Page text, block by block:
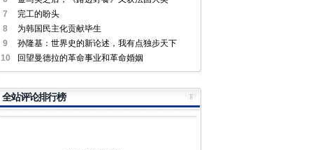
7
完工的盼头
8
为韩国民主化贡献毕生
9
孙隆基：世界史的新论述，我有点独步天下
10
回望曼德拉的革命事业和革命婚姻
全站评论排行榜